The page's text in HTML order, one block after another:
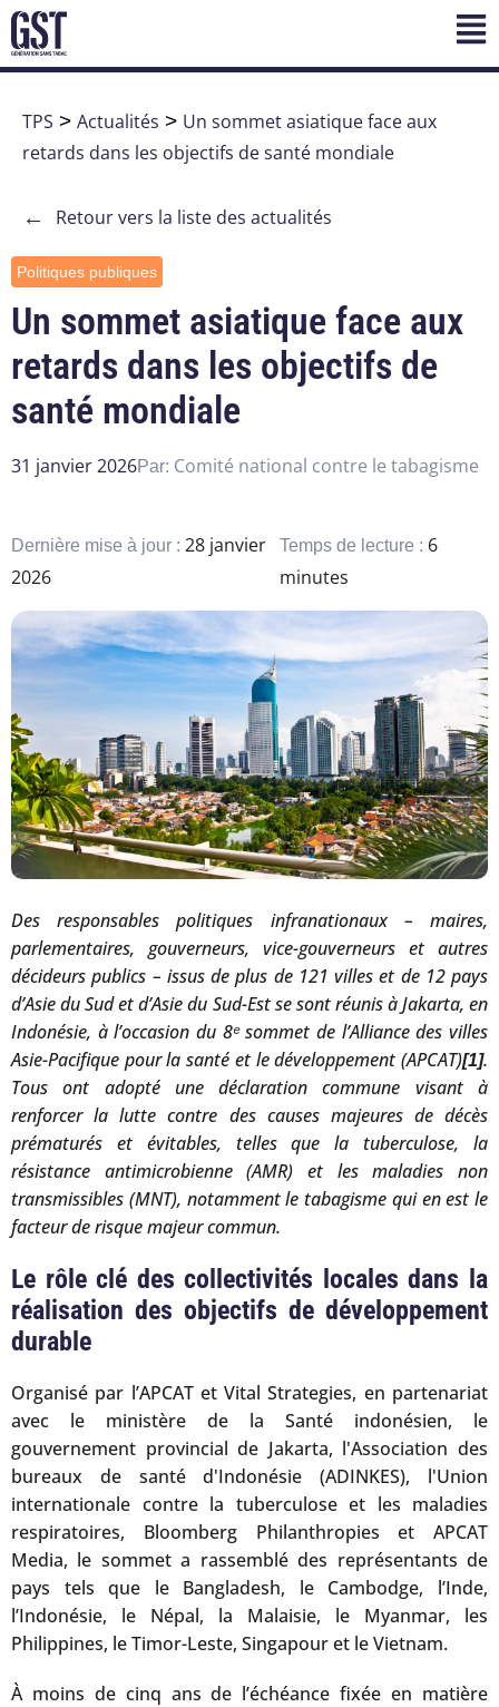
TPS > Actualités > Un sommet asiatique face aux
retards dans les objectifs de santé mondiale
← Retour vers la liste des actualités
Politiques publiques
Un sommet asiatique face aux
retards dans les objectifs de
santé mondiale
31 janvier 2026Par: Comité national contre le tabagisme
Dernière mise à jour : 28 janvier
2026
Temps de lecture : 6
minutes
Des responsables politiques infranationaux – maires,
parlementaires, gouverneurs, vice-gouverneurs et autres
décideurs publics – issus de plus de 121 villes et de 12 pays
d’Asie du Sud et d’Asie du Sud-Est se sont réunis à Jakarta, en
Indonésie, à l’occasion du 8ᵉ sommet de l’Alliance des villes
Asie-Pacifique pour la santé et le développement (APCAT)[1].
Tous ont adopté une déclaration commune visant à
renforcer la lutte contre des causes majeures de décès
prématurés et évitables, telles que la tuberculose, la
résistance antimicrobienne (AMR) et les maladies non
transmissibles (MNT), notamment le tabagisme qui en est le
facteur de risque majeur commun.
Le rôle clé des collectivités locales dans la
réalisation des objectifs de développement
durable
Organisé par l’APCAT et Vital Strategies, en partenariat
avec le ministère de la Santé indonésien, le
gouvernement provincial de Jakarta, l'Association des
bureaux de santé d'Indonésie (ADINKES), l'Union
internationale contre la tuberculose et les maladies
respiratoires, Bloomberg Philanthropies et APCAT
Media, le sommet a rassemblé des représentants de
pays tels que le Bangladesh, le Cambodge, l’Inde,
l’Indonésie, le Népal, la Malaisie, le Myanmar, les
Philippines, le Timor-Leste, Singapour et le Vietnam.
À moins de cinq ans de l’échéance fixée en matière